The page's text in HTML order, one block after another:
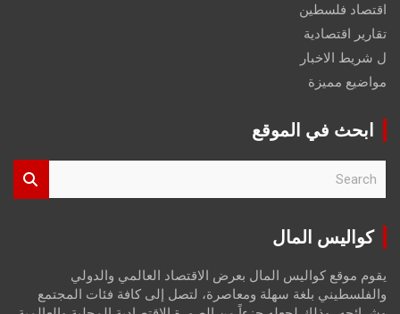
اقتصاد فلسطين
تقارير اقتصادية
ل شريط الاخبار
مواضيع مميزة
ابحث في الموقع
r
كواليس المال
يقوم موقع كواليس المال بعرض الاقتصاد العالمي والدولي
والفلسطيني بلغة سهلة ومعاصرة، لتصل إلى كافة فئات المجتمع